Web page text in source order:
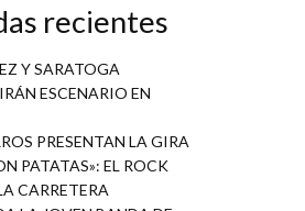
recientes
Y SARATOGA
ESCENARIO EN
PRESENTAN LA GIRA
PATATAS»: EL ROCK
CARRETERA